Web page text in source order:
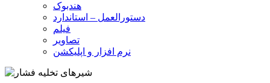
هندبوک
دستورالعمل – استاندارد
فیلم
تصاویر
نرم افزار و اپلیکشن